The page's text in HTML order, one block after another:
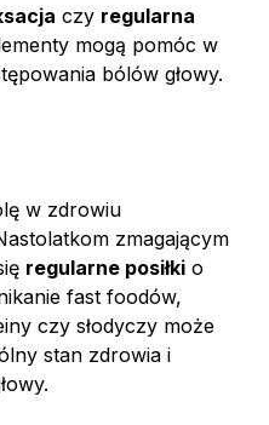
czy regularna
mogą pomóc w
bólów głowy.
w zdrowiu
zmagającym
regularne posiłki o
fast foodów,
czy słodyczy może
stan zdrowia i